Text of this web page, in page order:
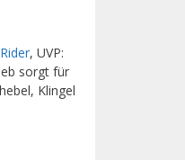
, UVP:
sorgt für
Klingel